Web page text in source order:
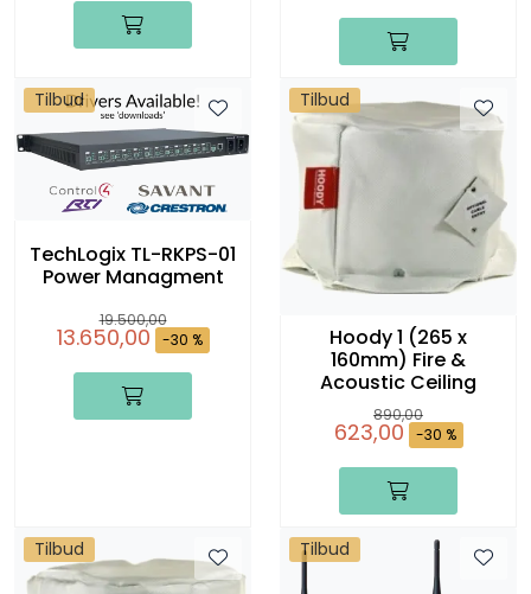
Tilbud
TechLogix TL-RKPS-01
Power Managment
19.500,00
13.650,00 -30 %
Tilbud
Hoody 1 (265 x
160mm) Fire &
Acoustic Ceiling
890,00
623,00 -30 %
Tilbud Tilbud